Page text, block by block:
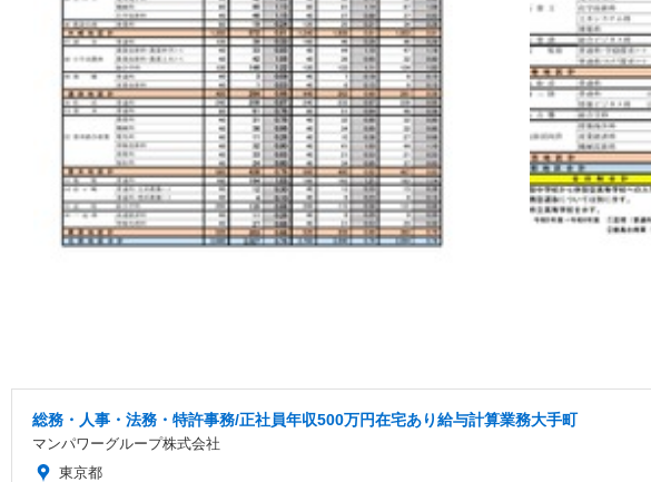
総務・人事・法務・特許事務/正社員年収500万円在宅あり給与計算業務大手町
マンパワーグループ株式会社
東京都